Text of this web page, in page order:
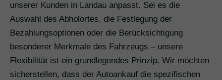
unserer Kunden in Landau anpasst. Sei es die
Auswahl des Abholortes, die Festlegung der
Bezahlungsoptionen oder die Berücksichtigung
besonderer Merkmale des Fahrzeugs – unsere
Flexibilität ist ein grundlegendes Prinzip. Wir möchten
sicherstellen, dass der Autoankauf die spezifischen